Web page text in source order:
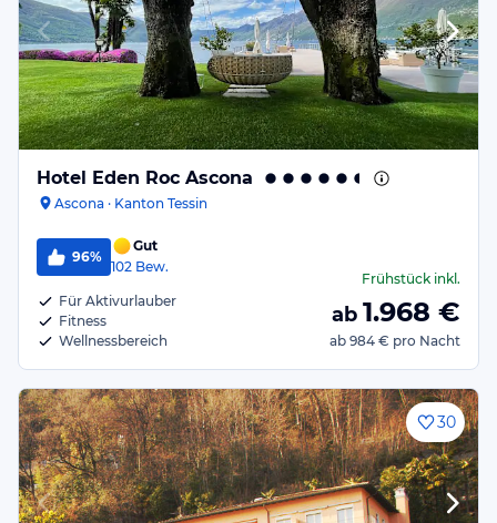
Hotel Eden Roc Ascona
Ascona · Kanton Tessin
96%
Gut
102 Bew.
Für Aktivurlauber
Fitness
Wellnessbereich
Frühstückinkl.
ab 1.968 €
ab 984 € pro Nacht
30